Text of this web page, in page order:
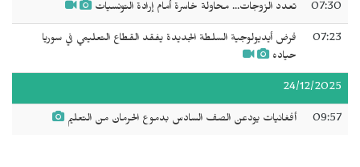
07:30 تعدد الزوجات... محاولة خاسرة أمام إرادة التونسيات
07:23
فرض أيديولوجية السلطة الجديدة يفقد القطاع التعليمي في سوريا
حياده
24/12/2025
09:57 أفغانيات يودعن الصف السادس بدموع الحرمان من التعليم